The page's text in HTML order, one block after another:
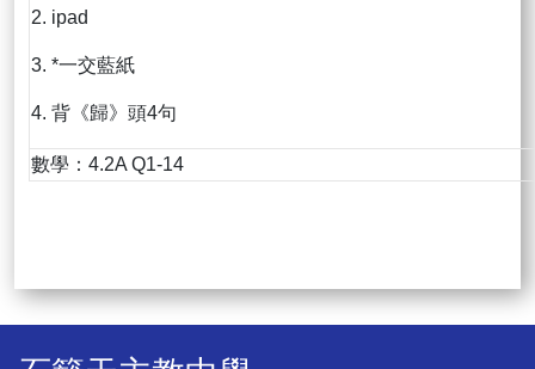
2. ipad
3. *一交藍紙
4. 背《歸》頭4句
數學：4.2A Q1-14